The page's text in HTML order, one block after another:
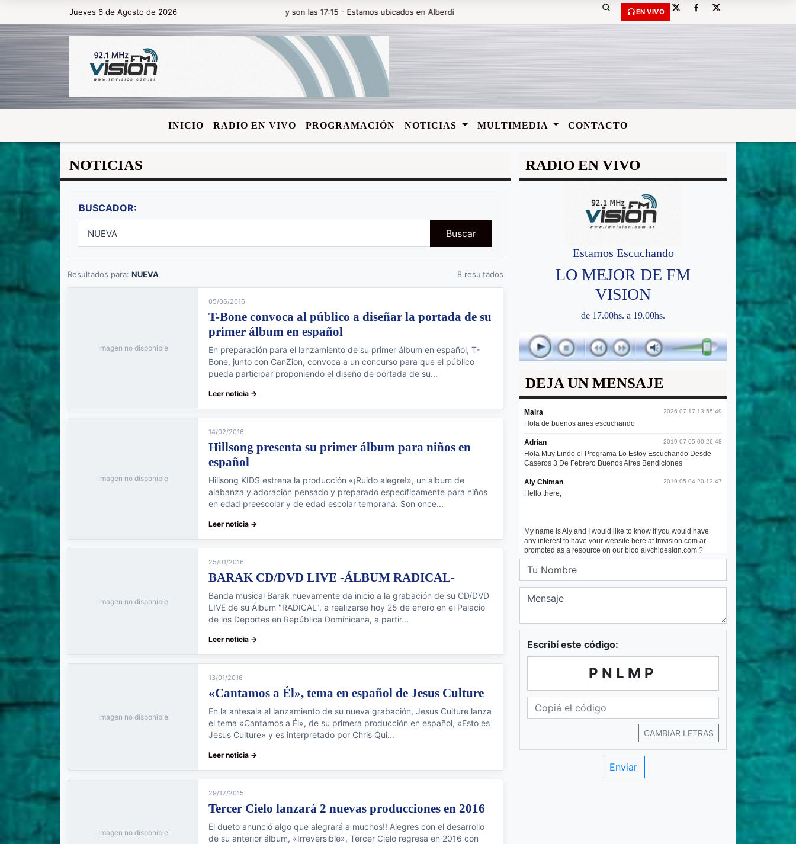
Jueves 6 de Agosto de 2026Hoy es Jueves 6 de Agosto de 2026 y son las 17:15 - Estamos ubicados en Alberdi y Rivadavia en la ciudad de Villa Angela-Chaco-Argentina. Comunicación:
EN VIVO
INICIO RADIO EN VIVO PROGRAMACIÓN NOTICIAS MULTIMEDIA CONTACTO
NOTICIAS
BUSCADOR:
Buscar
Resultados para: NUEVA 8 resultados
Imagen no disponible
05/06/2016
T-Bone convoca al público a diseñar la portada de su
primer álbum en español
En preparación para el lanzamiento de su primer álbum en español, T-
Bone, junto con CanZion, convoca a un concurso para que el público
pueda participar proponiendo el diseño de portada de su...
Leer noticia →
Imagen no disponible
14/02/2016
Hillsong presenta su primer álbum para niños en
español
Hillsong KIDS estrena la producción «¡Ruido alegre!», un álbum de
alabanza y adoración pensado y preparado específicamente para niños
en edad preescolar y de edad escolar temprana. Son once...
Leer noticia →
Imagen no disponible
25/01/2016
BARAK CD/DVD LIVE -ÁLBUM RADICAL-
Banda musical Barak nuevamente da inicio a la grabación de su CD/DVD
LIVE de su Álbum "RADICAL", a realizarse hoy 25 de enero en el Palacio
de los Deportes en República Dominicana, a partir...
Leer noticia →
Imagen no disponible
13/01/2016
«Cantamos a Él», tema en español de Jesus Culture
En la antesala al lanzamiento de su nueva grabación, Jesus Culture lanza
el tema «Cantamos a Él», de su primera producción en español, «Esto es
Jesus Culture» y es interpretado por Chris Qui...
Leer noticia →
Imagen no disponible
29/12/2015
Tercer Cielo lanzará 2 nuevas producciones en 2016
El dueto anunció algo que alegrará a muchos!! Alegres con el desarrollo
de su anterior álbum, «Irreversible», Tercer Cielo regresa en 2016 con
RADIO EN VIVO
Estamos Escuchando
LO MEJOR DE FM
VISION
de 17.00hs. a 19.00hs.
DEJA UN MENSAJE
Escribí este código:
PNLMP
CAMBIAR LETRAS